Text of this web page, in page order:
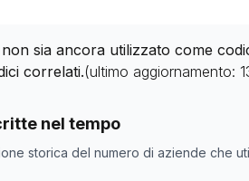
sia ancora utilizzato come
correlati.(ultimo aggiornamento:
nel tempo
storica del numero di aziende che
codice ATECO
Numero